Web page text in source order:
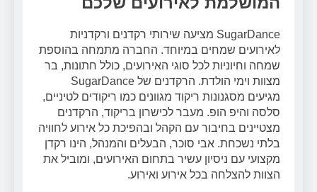
SugarDance מציעה שירותי רקדנים ורקדניות
לאירועים שמחים במיוחד. החברה מתמחה בהוספת
שמחה וחיוניות לכל סוגי האירועים, כולל חתונות, בר
מצוות וימי הולדת. הרקדנים של SugarDance
מגיעים מסגנונות ריקוד מגוונים כמו ריקודים לטיניים,
סלסה והיפ הופ. מעבר לכישרון בריקוד, הרקדנים
מצטיינים בחיבור עם הקהל ובהפיכת כל אירוע לחוויה
בלתי נשכחת. אבי סוכר, הבעלים והמנהל, הינו רקדן
מקצועי עם ניסיון עשיר בתחום האירועים, ומוביל את
הצוות להצלחה בכל אירוע ואירוע.